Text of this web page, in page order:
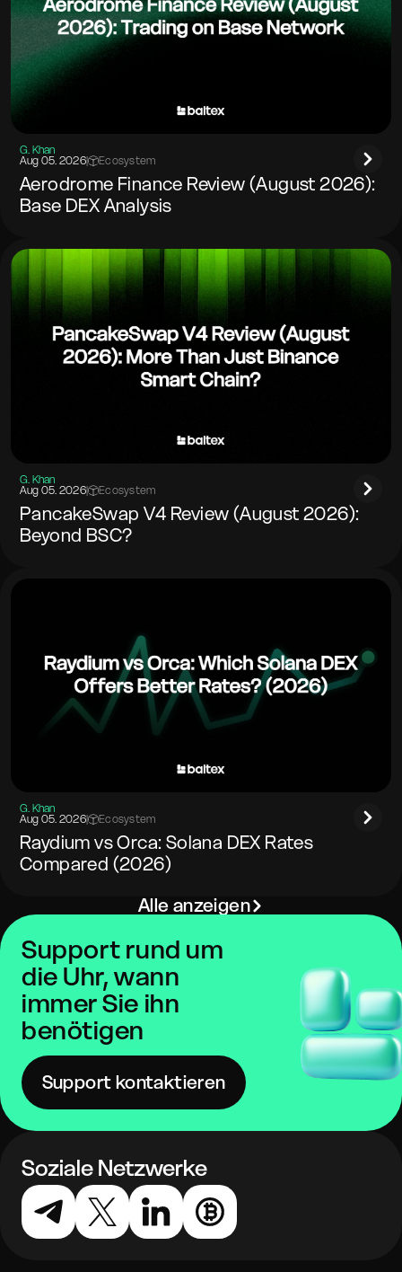
G. Khan
Aug 05. 2026| Ecosystem
Aerodrome Finance Review (August 2026):
Base DEX Analysis
G. Khan
Aug 05. 2026| Ecosystem
PancakeSwap V4 Review (August 2026):
Beyond BSC?
G. Khan
Aug 05. 2026| Ecosystem
Raydium vs Orca: Solana DEX Rates
Compared (2026)
Alle anzeigen
Support rund um
die Uhr, wann
immer Sie ihn
benötigen
Support kontaktieren
Soziale Netzwerke